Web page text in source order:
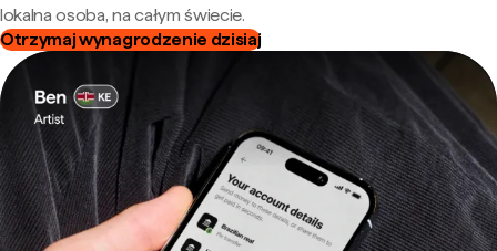
lokalna osoba, na całym świecie.
Otrzymaj wynagrodzenie dzisiaj